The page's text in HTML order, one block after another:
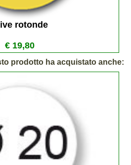
rotonde
€ 19,80
prodotto ha acquistato anche: